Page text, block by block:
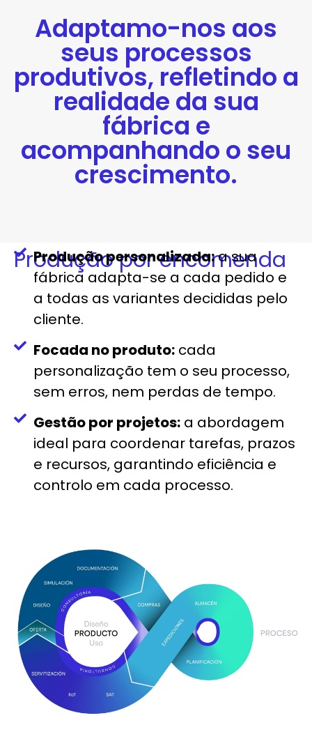
Adaptamo-nos aos
seus processos
produtivos, refletindo a
realidade da sua
fábrica e
acompanhando o seu
crescimento.
Produção por encomenda
Produção personalizada:a sua
fábrica adapta-se a cada pedido e
a todas as variantes decididas pelo
cliente.
Focada no produto:cada
personalização tem o seu processo,
sem erros, nem perdas de tempo.
Gestão por projetos:a abordagem
ideal para coordenar tarefas, prazos
e recursos, garantindo eficiência e
controlo em cada processo.